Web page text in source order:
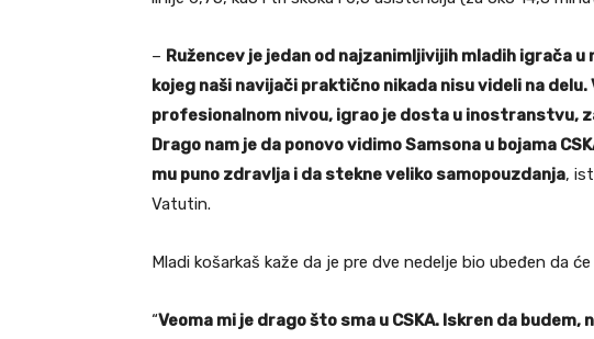
– Ružencev je jedan od najzanimljivijih mladih igrača
kojeg naši navijači praktično nikada nisu videli na
profesionalnom nivou, igrao je dosta u inostranstvu,
Drago nam je da ponovo vidimo Samsona u bojama
mu puno zdravlja i da stekne veliko samopouzdanja,
Vatutin.
Mladi košarkaš kaže da je pre dve nedelje bio ubeđen da
“Veoma mi je drago što sma u CSKA. Iskren da